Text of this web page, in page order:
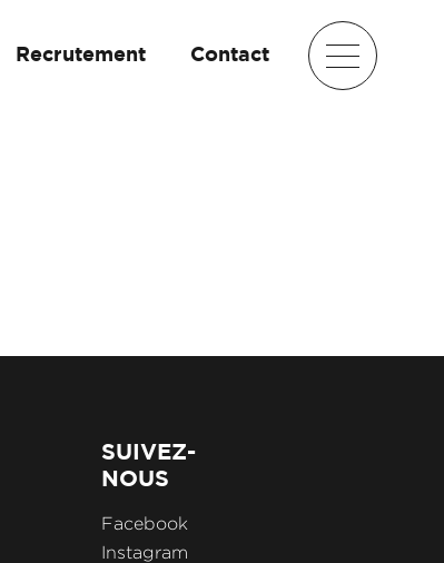
Recrutement Contact
SUIVEZ-
NOUS
Facebook
Instagram